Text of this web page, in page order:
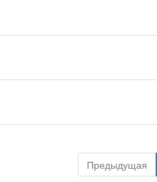
Предыдущая